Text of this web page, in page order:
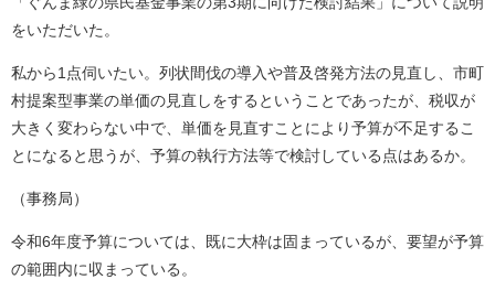
をいただいた。
私から1点伺いたい。列状間伐の導入や普及啓発方法の見直し、市町
村提案型事業の単価の見直しをするということであったが、税収が
大きく変わらない中で、単価を見直すことにより予算が不足するこ
とになると思うが、予算の執行方法等で検討している点はあるか。
（事務局）
令和6年度予算については、既に大枠は固まっているが、要望が予算
の範囲内に収まっている。